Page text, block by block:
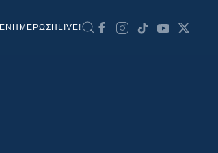
ΕΝΗΜΕΡΩΣΗ LIVE!